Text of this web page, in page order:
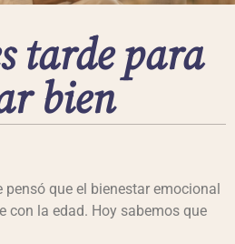
tarde para
bien
que el bienestar emocional
con la edad. Hoy sabemos que